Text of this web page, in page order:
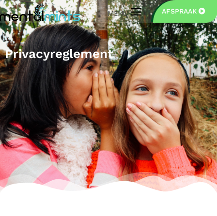
AFSPRAAK
Privacyreglement